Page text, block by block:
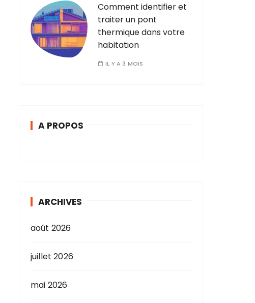
Comment identifier et
traiter un pont
thermique dans votre
habitation
IL Y A 3 MOIS
A PROPOS
ARCHIVES
août 2026
juillet 2026
mai 2026